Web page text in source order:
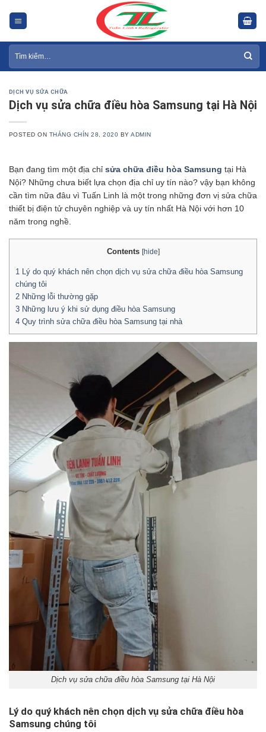
content
Tìm
kiếm:
DỊCH VỤ SỬA CHỮA
Dịch vụ sửa chữa điều hòa Samsung tại Hà Nội
POSTED ON THÁNG CHÍN 28, 2020 BYADMIN
Bạn đang tìm một địa chỉ sửa chữa điều hòa Samsung tại Hà
Nội? Những chưa biết lựa chọn địa chỉ uy tín nào? vậy bạn không
cần tìm nữa đâu vì Tuấn Linh là một trong những đơn vị sửa chữa
thiết bị điện tử chuyên nghiệp và uy tín nhất Hà Nội với hơn 10
năm trong nghề.
Contents [hide]
1 Lý do quý khách nên chọn dịch vụ sửa chữa điều hòa Samsung
chúng tôi
2 Những lỗi thường gặp
3 Những lưu ý khi sử dụng điều hòa Samsung
4 Quy trình sửa chữa điều hòa Samsung tại nhà
Dịch vụ sửa chữa điều hòa Samsung tại Hà Nội
Lý do quý khách nên chọn dịch vụ sửa chữa điều hòa
Samsung chúng tôi